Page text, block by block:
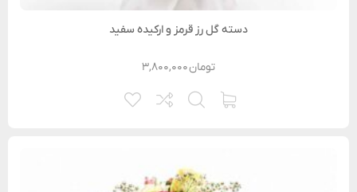
دسته گل رز قرمز و ارکیده سفید
۳,۸۰۰,۰۰۰تومان